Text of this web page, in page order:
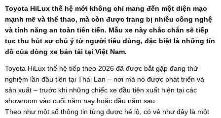
Toyota HiLux thế hệ mới không chỉ mang đến một diện mạo
mạnh mẽ và thể thao, mà còn được trang bị nhiều công nghệ
và tính năng an toàn tiên tiến. Mẫu xe này chắc chắn sẽ tiếp
tục thu hút sự chú ý từ người tiêu dùng, đặc biệt là những tín
đồ của dòng xe bán tải tại Việt Nam.
Toyota HiLux thế hệ tiếp theo 2026 đã được bắt gặp đang thử
nghiệm lần đầu tiên tại Thái Lan – nơi mà nó được phát triển và
sản xuất – trước khi những chiếc xe đầu tiên xuất hiện tại các
showroom vào cuối năm nay hoặc đầu năm sau.
Theo như một số thông tin từng được hé lộ, có vẻ như đây là một